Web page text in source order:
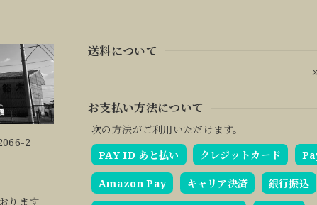
2
ります
送料について
お支払い方法について
次の方法がご利用いただけます。
PAY ID あと払い
クレジットカード
Amazon Pay キャリア決済 銀行振込